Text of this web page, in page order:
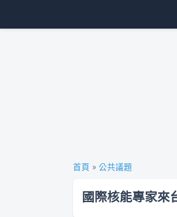
首頁 » 公共議題
國際核能專家來